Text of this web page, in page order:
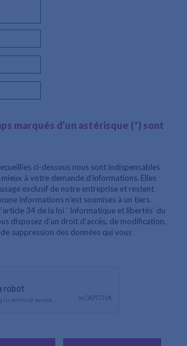
marqués d’un astérisque (*) sont
ci-dessous nous sont indispensables
à votre demande d’informations. Elles
exclusif de notre entreprise et restent
informations n’est soumises à un tiers.
34 de la loi ‘ Informatique et libertés’ du
disposez d’un droit d’accès, de modification,
suppression des données qui vous